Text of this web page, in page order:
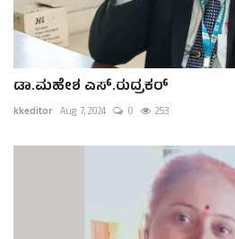
ಡಾ.ಮಹೇಶ ಎಸ್.ರುದ್ರಕರ್
kkeditor Aug 7, 2024 0 253